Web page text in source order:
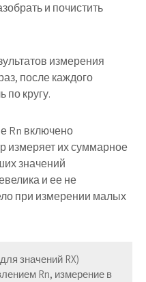
и почистить
измерения
после каждого
по кругу.
Rn включено
измеряет их суммарное
значений
и ее не
при измерении малых
значений RX)
Rn, измерение в